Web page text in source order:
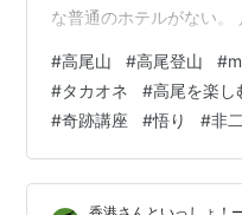
な普通のホテルがない。
近い、 〝Mt.Takao Base
ドミトリーに宿泊するこ
こは登山客が利用する文
だったが、チェックイン
内は清潔で、カフェもあ
#高尾山 #高尾登山 #
#タカオネ #高尾を楽し
#奇跡講座 #悟り #非